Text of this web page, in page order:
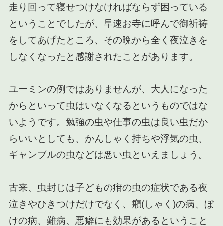
走り回って寝せつけなければならず困っている
ということでしたが、早速お寺に呼んで御祈祷
をしてあげたところ、その晩から全く夜泣きを
しなくなったと感謝されたことがあります。
ユーミンの例ではありませんが、大人になった
からといって虫はいなくなるというものではな
いようです。勉強の虫や仕事の虫は良い虫だか
らいいとしても、かんしゃく持ちや浮気の虫、
ギャンブルの虫などは悪い虫といえましょう。
古来、虫封じは子どもの疳の虫の症状である夜
泣きやひきつけだけでなく、癪(しゃく)の病、ぼ
けの病、難病、悪癖にも効果があるということ